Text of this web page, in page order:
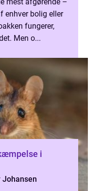
enhver bolig eller
fungerer,
Men o...
i
Johansen